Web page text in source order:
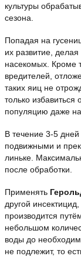
культуры
сезона.
Попадая на
их развитие,
насекомых. Кроме
вредителей,
таких яиц не
только избавиться
популяцию даже
В течение 3-5
подвижными и
линьке.
после обработки.
Применять
другой
производится
небольшом
воды до
не подлежит, то